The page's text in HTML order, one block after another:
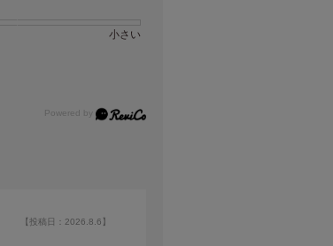
小さい
【投稿日：2026.8.6】